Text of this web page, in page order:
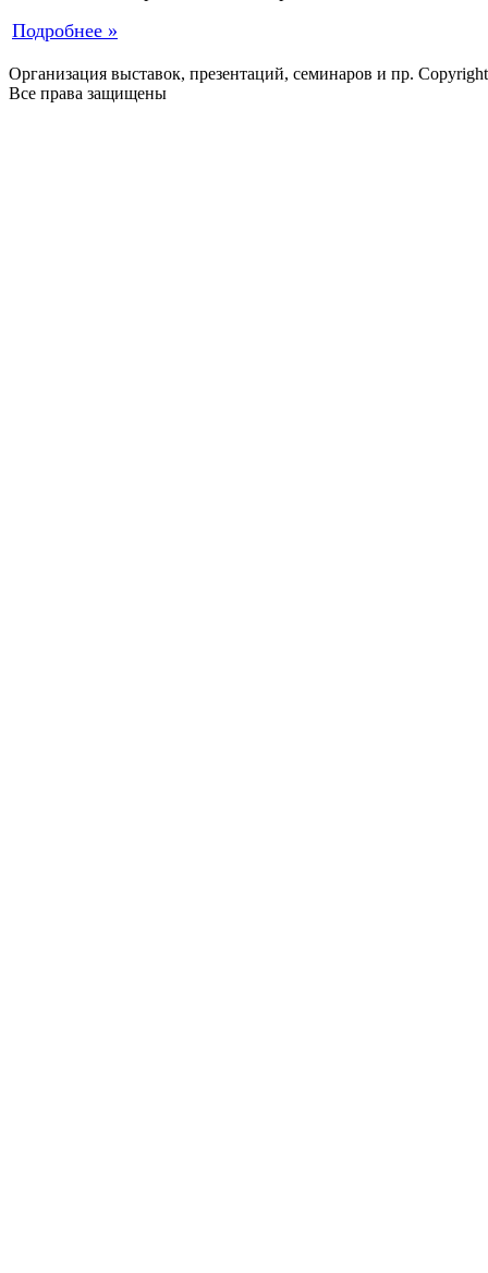
Подробнее »
Организация выставок, презентаций, семинаров и пр.
Все права защищены